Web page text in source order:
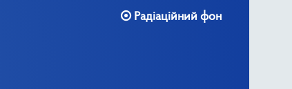
Радіаційний фон